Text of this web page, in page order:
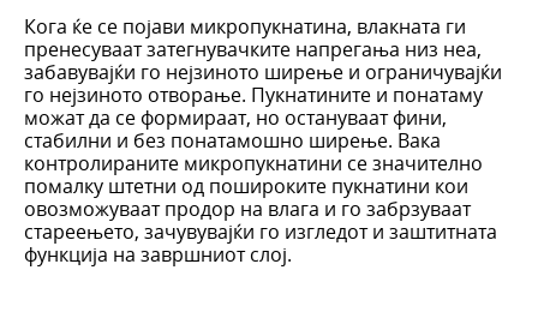
Кога ќе се појави микропукнатина, влакната ги
пренесуваат затегнувачките напрегања низ неа,
забавувајќи го нејзиното ширење и ограничувајќи
го нејзиното отворање. Пукнатините и понатаму
можат да се формираат, но остануваат фини,
стабилни и без понатамошно ширење. Вака
контролираните микропукнатини се значително
помалку штетни од пошироките пукнатини кои
овозможуваат продор на влага и го забрзуваат
стареењето, зачувувајќи го изгледот и заштитната
функција на завршниот слој.